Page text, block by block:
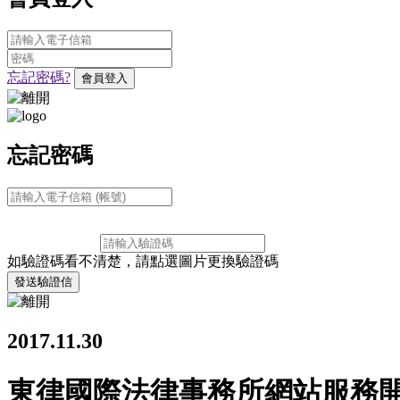
忘記密碼? 會員登入
忘記密碼
如驗證碼看不清楚，請點選圖片更換驗證碼
發送驗證信
2017.11.30
東律國際法律事務所網站服務